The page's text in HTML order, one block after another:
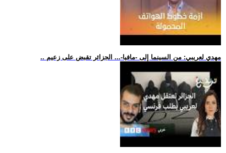
.. مهدي لعريبي: من السينما إلى -مافيا-... الجزائر تقبض على زعيم